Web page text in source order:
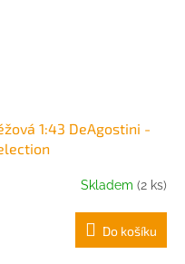
1:43 DeAgostini -
Skladem (2 ks)
Do košíku